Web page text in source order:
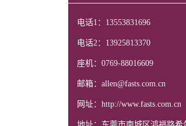
电话1：13553831696
电话2：13925813370
座机：0769-88016609
邮箱：allen@fasts.com.cn
网址：http://www.fasts.com.cn